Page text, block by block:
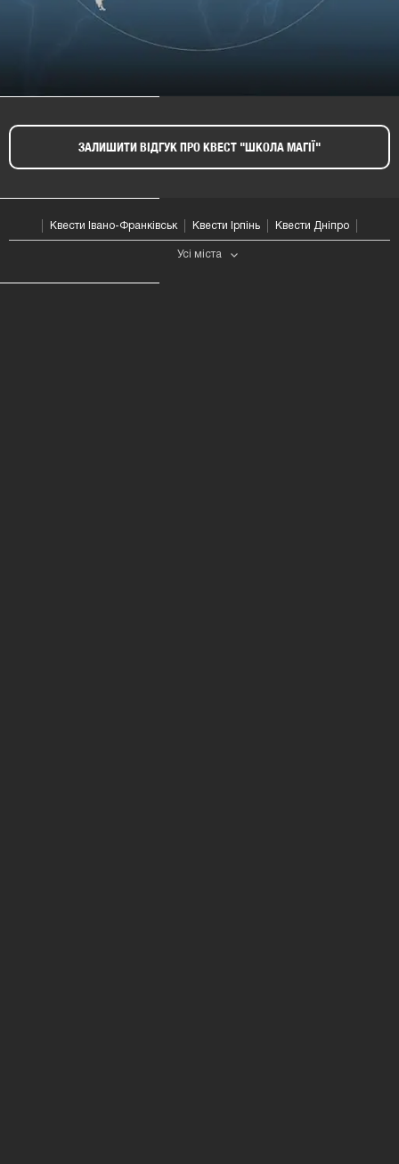
ЗАЛИШИТИ ВІДГУК ПРО КВЕСТ "ШКОЛА МАГІЇ"​
Квести Івано-Франківськ Квести Ірпінь Квести Дніпро
Усі мiста